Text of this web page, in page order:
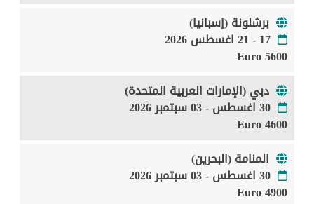
برشلونة (إسبانيا)
17 - 21 اغسطس 2026
5600 Euro
دبي (الإمارات العربية المتحدة)
30 اغسطس - 03 سبتمبر 2026
4600 Euro
المنامة (البحرين)
30 اغسطس - 03 سبتمبر 2026
4900 Euro